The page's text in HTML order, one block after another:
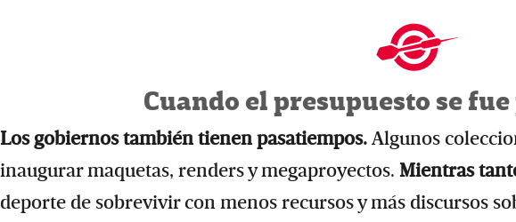
Cuando el presupuesto se
Los gobiernos también tienen pasatiempos.Algunos
inaugurar maquetas, renders y megaproyectos. Mientras
deporte de sobrevivir con menos recursos y más discursos